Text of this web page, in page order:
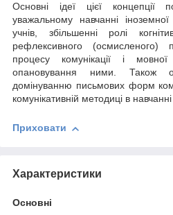
Основні ідеї цієї концепції
уважальному навчанні
учнів, збільшенні ролі
рефлексивного
процесу комунікації і
опановування ними. Також
домінуванню письмових форм
комунікативній методиці в
Приховати
Характеристики
Основні